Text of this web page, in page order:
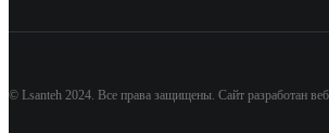
© Lsanteh 2024. Все права защищены. Сайт разработан